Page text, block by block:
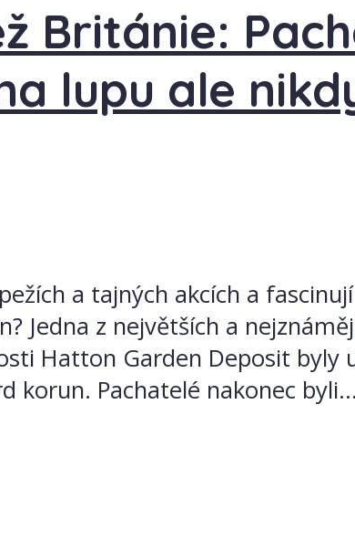
Británie:
lupu ale
a tajných akcích a
Jedna z největších a
Hatton Garden Deposit byly
korun. Pachatelé nakonec byli...